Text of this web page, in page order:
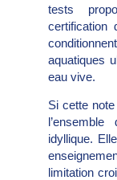
tests
certification
aquatiques
eau vive.
Si cette
idyllique.
limitation